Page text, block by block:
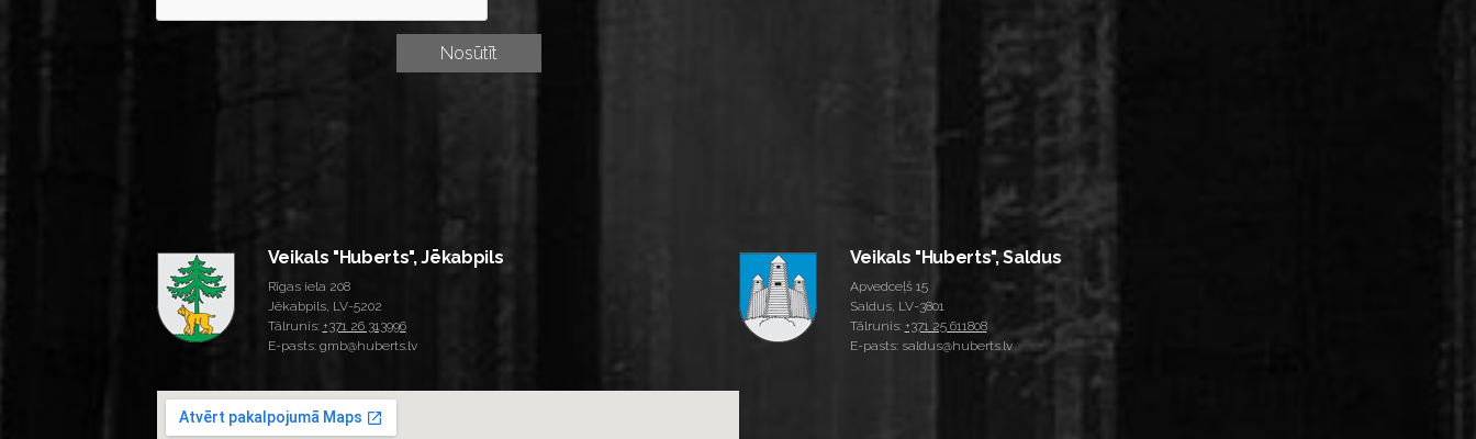
Veikals "Huberts", Jēkabpils
Rīgas iela 208
Jēkabpils, LV-5202
Tālrunis: +371 26 313996
E-pasts: gmb@huberts.lv
Veikals "Huberts", Saldus
Apvedceļš 15
Saldus, LV-3801
Tālrunis: +371 25 611808
E-pasts: saldus@huberts.lv